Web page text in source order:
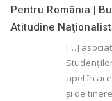
Pentru România |
Atitudine
[…]
apel în
şi de